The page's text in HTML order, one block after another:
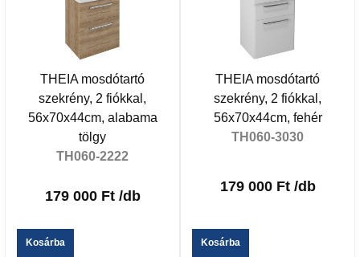
THEIA mosdótartó
szekrény, 2 fiókkal,
56x70x44cm, alabama
tölgy
TH060-2222
179 000 Ft /db
Kosárba
THEIA mosdótartó
szekrény, 2 fiókkal,
56x70x44cm, fehér
TH060-3030
179 000 Ft /db
Kosárba